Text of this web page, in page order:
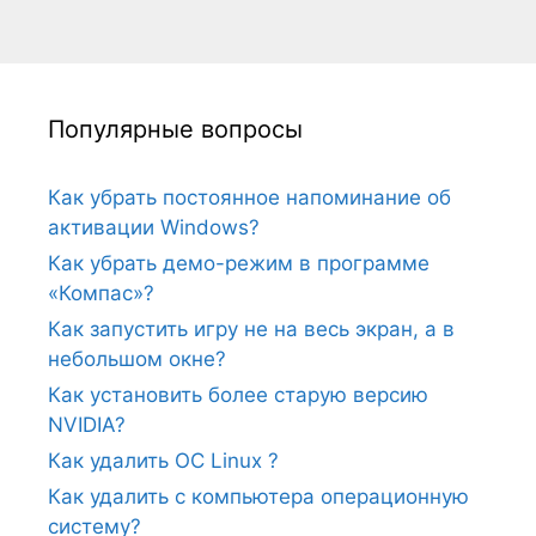
Популярные вопросы
Как убрать постоянное напоминание об
активации Windows?
Как убрать демо-режим в программе
«Компас»?
Как запустить игру не на весь экран, а в
небольшом окне?
Как установить более старую версию
NVIDIA?
Как удалить ОС Linux ?
Как удалить с компьютера операционную
систему?